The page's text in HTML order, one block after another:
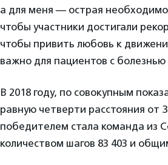
а для меня — острая
чтобы участники достигали
чтобы привить любовь к
важно для пациентов с
В 2018 году, по совокупным
равную четверти расстояния от
победителем стала команда из
количеством шагов 83 403 и